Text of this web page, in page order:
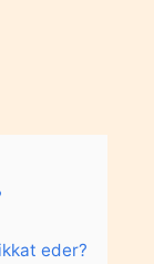
eder?